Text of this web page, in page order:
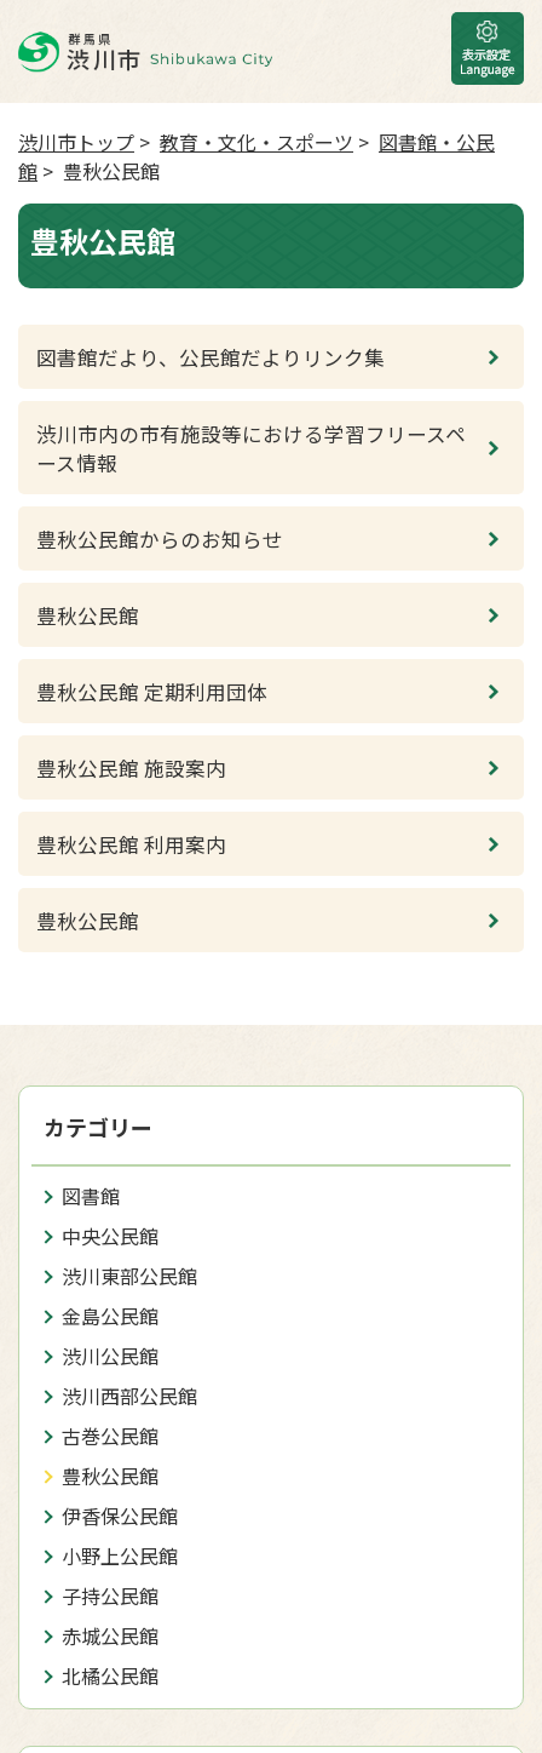
渋川市トップ > 教育・文化・スポーツ > 図書館・公民
館 > 豊秋公民館
豊秋公民館
図書館だより、公民館だよりリンク集
渋川市内の市有施設等における学習フリースペ
ース情報
豊秋公民館からのお知らせ
豊秋公民館
豊秋公民館 定期利用団体
豊秋公民館 施設案内
豊秋公民館 利用案内
豊秋公民館
カテゴリー
図書館
中央公民館
渋川東部公民館
金島公民館
渋川公民館
渋川西部公民館
古巻公民館
豊秋公民館
伊香保公民館
小野上公民館
子持公民館
赤城公民館
北橘公民館